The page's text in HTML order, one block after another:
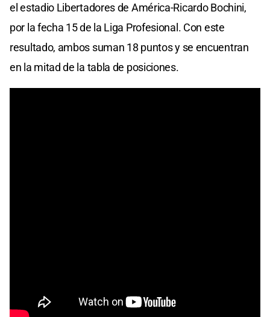
el estadio Libertadores de América-Ricardo Bochini,
por la fecha 15 de la Liga Profesional. Con este
resultado, ambos suman 18 puntos y se encuentran
en la mitad de la tabla de posiciones.